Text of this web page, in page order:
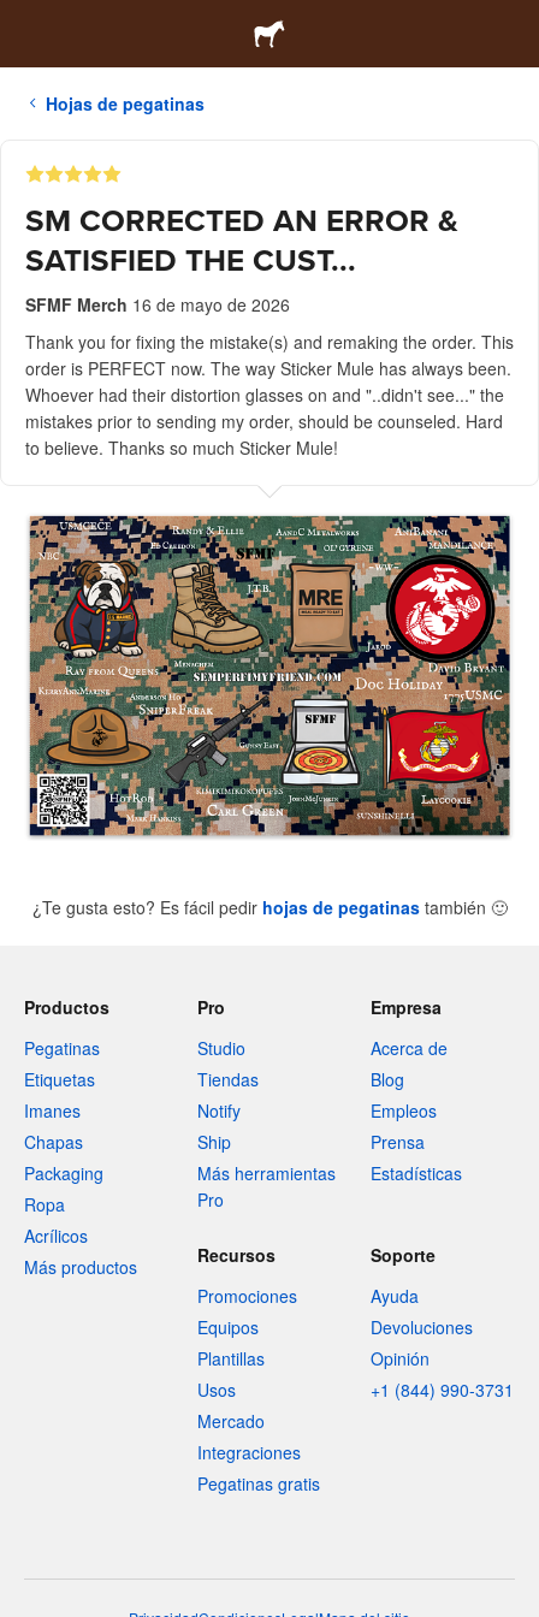
Hojas de pegatinas
SM CORRECTED AN ERROR &
SATISFIED THE CUST...
SFMF Merch 16 de mayo de 2026
Thank you for fixing the mistake(s) and remaking the order. This
order is PERFECT now. The way Sticker Mule has always been.
Whoever had their distortion glasses on and "..didn't see..." the
mistakes prior to sending my order, should be counseled. Hard
to believe. Thanks so much Sticker Mule!
¿Te gusta esto? Es fácil pedir hojas de pegatinastambién 🙂
Productos
Pegatinas
Etiquetas
Imanes
Chapas
Packaging
Ropa
Acrílicos
Más productos
Pro
Studio
Tiendas
Notify
Ship
Más herramientas
Pro
Empresa
Acerca de
Blog
Empleos
Prensa
Estadísticas
Recursos
Promociones
Equipos
Plantillas
Usos
Mercado
Integraciones
Pegatinas gratis
Soporte
Ayuda
Devoluciones
Opinión
+1 (844) 990-3731